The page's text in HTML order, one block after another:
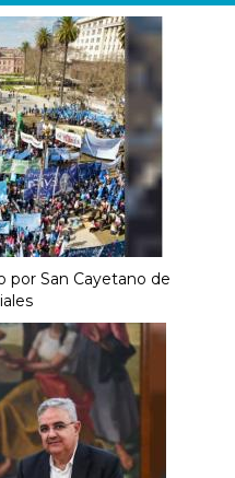
por San Cayetano de